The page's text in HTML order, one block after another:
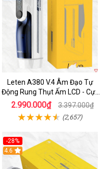
Leten A380 V.4 Âm Đạo Tự
Động Rung Thụt Ấm LCD - Cực
Phê
2.990.000₫ 3.397.000₫
(2,657)
-28%
Hot
4.6